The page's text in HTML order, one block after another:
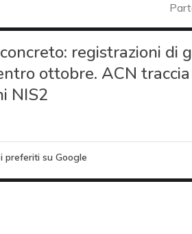
registrazioni di
ottobre. ACN
NIS2
preferiti su Google